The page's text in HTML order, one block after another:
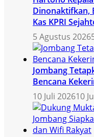
Dinonaktifkan,
Kas KPRI
5 Agustus 2026
Jombang
Bencana
10 Juli 202610